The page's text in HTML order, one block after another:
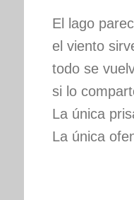
El lago
el viento
todo se
si lo
La única
La única